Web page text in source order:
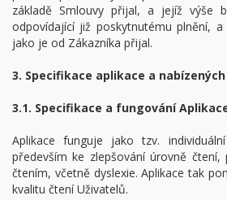
základě Smlouvy přijal, a jejíž výše
odpovídající již poskytnutému plnění,
jako je od Zákazníka přijal.
3. Specifikace aplikace a
3.1. Specifikace a fungování
Aplikace funguje jako tzv.
především ke zlepšování úrovně
čtením, včetně dyslexie. Aplikace tak
kvalitu čtení Uživatelů.